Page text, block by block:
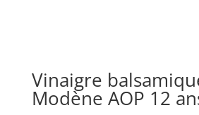
Vinaigre
Modène AOP 12